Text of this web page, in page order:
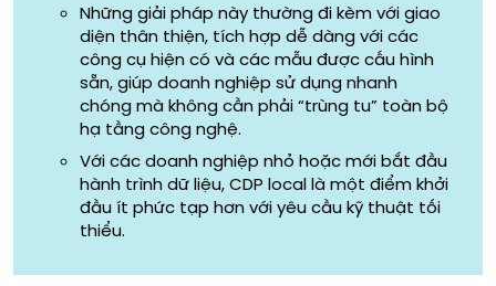
Những giải pháp này thường đi kèm với giao
diện thân thiện, tích hợp dễ dàng với các
công cụ hiện có và các mẫu được cấu hình
sẵn, giúp doanh nghiệp sử dụng nhanh
chóng mà không cần phải “trùng tu” toàn bộ
hạ tầng công nghệ.
Với các doanh nghiệp nhỏ hoặc mới bắt đầu
hành trình dữ liệu, CDP local là một điểm khởi
đầu ít phức tạp hơn với yêu cầu kỹ thuật tối
thiểu.